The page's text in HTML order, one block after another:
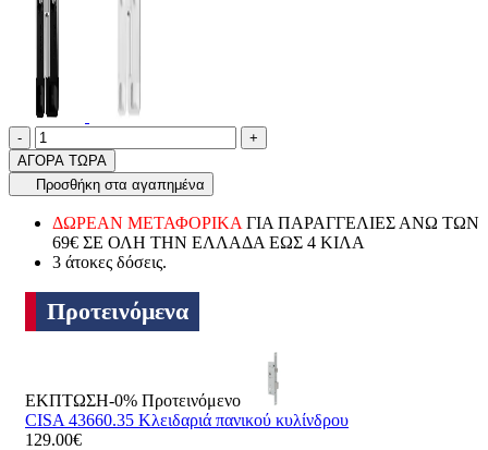
Ποσότητα
-product.increase.quantity +
ΑΓΟΡΑ ΤΩΡΑ
Προσθήκη στα αγαπημένα
ΔΩΡΕΑΝ ΜΕΤΑΦΟΡΙΚΑ ΓΙΑ ΠΑΡΑΓΓΕΛΙΕΣ ΑΝΩ ΤΩΝ
69€ ΣΕ ΟΛΗ ΤΗΝ ΕΛΛΑΔΑ ΕΩΣ 4 ΚΙΛΑ
3 άτοκες δόσεις.
Προτεινόμενα
ΕΚΠΤΩΣΗ-0% Προτεινόμενο
CISA 43660.35 Κλειδαριά πανικού κυλίνδρου
129.00€